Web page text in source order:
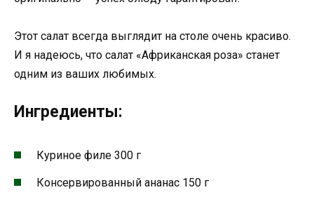
Этот салат всегда выглядит на столе очень красиво.
И я надеюсь, что салат «Африканская роза» станет
одним из ваших любимых.
Ингредиенты:
Куриное филе 300 г
Консервированный ананас 150 г